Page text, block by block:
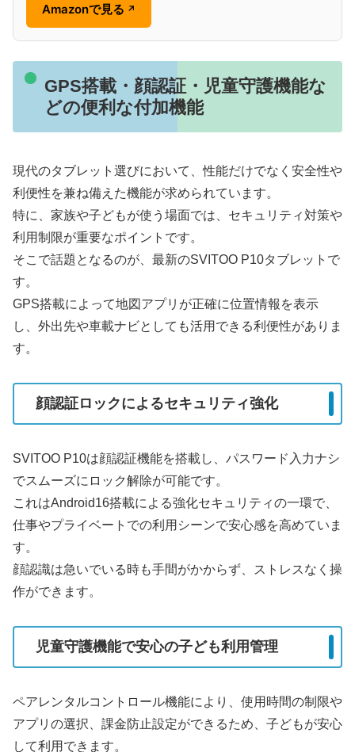
Amazonで見る ↗
GPS搭載・顔認証・児童守護機能な
どの便利な付加機能
現代のタブレット選びにおいて、性能だけでなく安全性や
利便性を兼ね備えた機能が求められています。
特に、家族や子どもが使う場面では、セキュリティ対策や
利用制限が重要なポイントです。
そこで話題となるのが、最新のSVITOO P10タブレットで
す。
GPS搭載によって地図アプリが正確に位置情報を表示
し、外出先や車載ナビとしても活用できる利便性がありま
す。
顔認証ロックによるセキュリティ強化
SVITOO P10は顔認証機能を搭載し、パスワード入力ナシ
でスムーズにロック解除が可能です。
これはAndroid16搭載による強化セキュリティの一環で、
仕事やプライベートでの利用シーンで安心感を高めていま
す。
顔認識は急いでいる時も手間がかからず、ストレスなく操
作ができます。
児童守護機能で安心の子ども利用管理
ペアレンタルコントロール機能により、使用時間の制限や
アプリの選択、課金防止設定ができるため、子どもが安心
して利用できます。